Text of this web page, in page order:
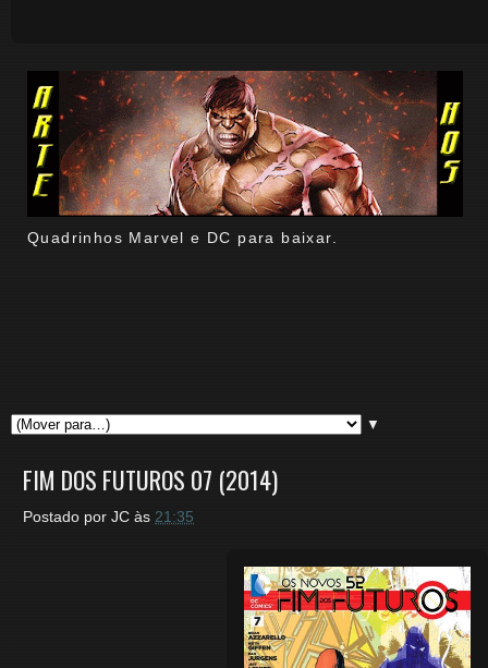
Quadrinhos Marvel e DC para baixar.
▼
FIM DOS FUTUROS 07 (2014)
Postado por JC às 21:35